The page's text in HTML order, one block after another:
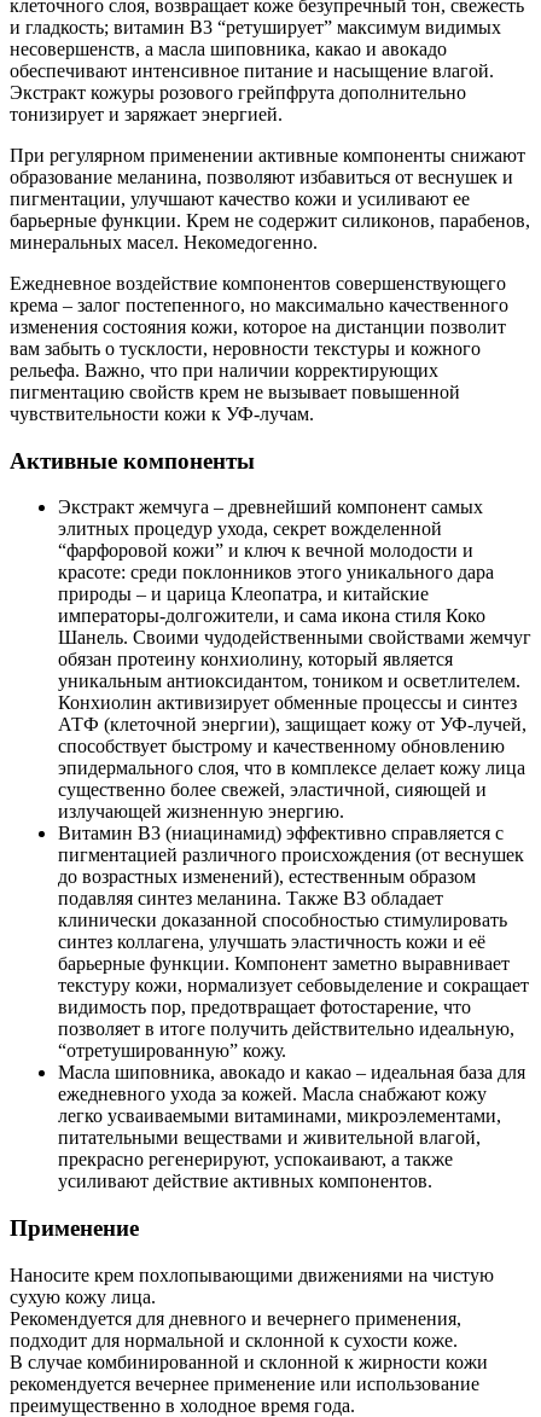
клеточного слоя, возвращает коже безупречный тон, свежесть
и гладкость; витамин В3 “ретуширует” максимум видимых
несовершенств, а масла шиповника, какао и авокадо
обеспечивают интенсивное питание и насыщение влагой.
Экстракт кожуры розового грейпфрута дополнительно
тонизирует и заряжает энергией.
При регулярном применении активные компоненты снижают
образование меланина, позволяют избавиться от веснушек и
пигментации, улучшают качество кожи и усиливают ее
барьерные функции. Крем не содержит силиконов, парабенов,
минеральных масел. Некомедогенно.
Ежедневное воздействие компонентов совершенствующего
крема – залог постепенного, но максимально качественного
изменения состояния кожи, которое на дистанции позволит
вам забыть о тусклости, неровности текстуры и кожного
рельефа. Важно, что при наличии корректирующих
пигментацию свойств крем не вызывает повышенной
чувствительности кожи к УФ-лучам.
Активные компоненты
Экстракт жемчуга – древнейший компонент самых
элитных процедур ухода, секрет вожделенной
“фарфоровой кожи” и ключ к вечной молодости и
красоте: среди поклонников этого уникального дара
природы – и царица Клеопатра, и китайские
императоры-долгожители, и сама икона стиля Коко
Шанель. Своими чудодейственными свойствами жемчуг
обязан протеину конхиолину, который является
уникальным антиоксидантом, тоником и осветлителем.
Конхиолин активизирует обменные процессы и синтез
АТФ (клеточной энергии), защищает кожу от УФ-лучей,
способствует быстрому и качественному обновлению
эпидермального слоя, что в комплексе делает кожу лица
существенно более свежей, эластичной, сияющей и
излучающей жизненную энергию.
Витамин В3 (ниацинамид) эффективно справляется с
пигментацией различного происхождения (от веснушек
до возрастных изменений), естественным образом
подавляя синтез меланина. Также В3 обладает
клинически доказанной способностью стимулировать
синтез коллагена, улучшать эластичность кожи и её
барьерные функции. Компонент заметно выравнивает
текстуру кожи, нормализует себовыделение и сокращает
видимость пор, предотвращает фотостарение, что
позволяет в итоге получить действительно идеальную,
“отретушированную” кожу.
Масла шиповника, авокадо и какао – идеальная база для
ежедневного ухода за кожей. Масла снабжают кожу
легко усваиваемыми витаминами, микроэлементами,
питательными веществами и живительной влагой,
прекрасно регенерируют, успокаивают, а также
усиливают действие активных компонентов.
Применение
Наносите крем похлопывающими движениями на чистую
сухую кожу лица.
Рекомендуется для дневного и вечернего применения,
подходит для нормальной и склонной к сухости коже.
В случае комбинированной и склонной к жирности кожи
рекомендуется вечернее применение или использование
преимущественно в холодное время года.